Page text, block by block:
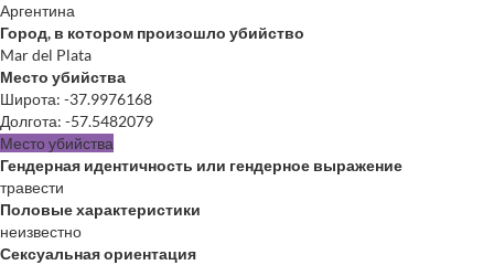
Аргентина
Город, в котором произошло убийство
Mar del Plata
Место убийства
Широта: -37.9976168
Долгота: -57.5482079
Место убийства
Гендерная идентичность или гендерное выражение
травести
Половые характеристики
неизвестно
Сексуальная ориентация